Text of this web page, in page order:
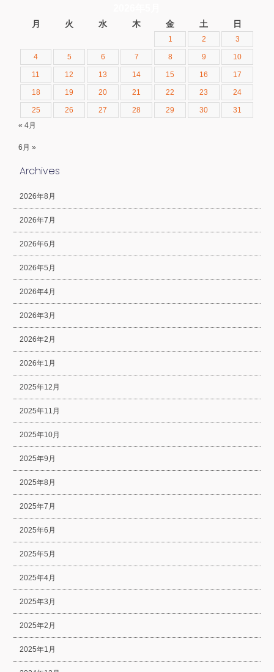
月 火 水 木 金 土 日
1 2 3
4 5 6 7 8 9 10
11 12 13 14 15 16 17
18 19 20 21 22 23 24
25 26 27 28 29 30
31
« 4月
6月 »
Archives
2026年8月
2026年7月
2026年6月
2026年5月
2026年4月
2026年3月
2026年2月
2026年1月
2025年12月
2025年11月
2025年10月
2025年9月
2025年8月
2025年7月
2025年6月
2025年5月
2025年4月
2025年3月
2025年2月
2025年1月